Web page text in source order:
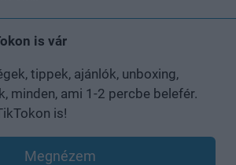
is vár
tippek, ajánlók, unboxing,
minden, ami 1-2 percbe belefér.
is!
Megnézem